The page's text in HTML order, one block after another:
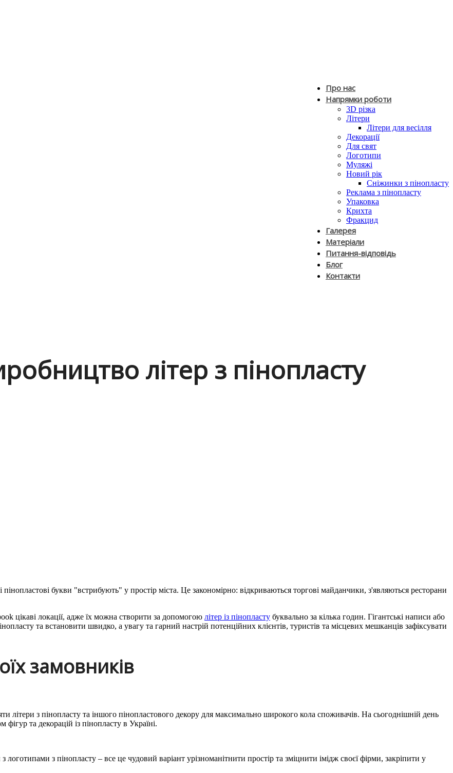
Про нас
Напрямки роботи
3D різка
Літери
Літери для весілля
Декорації
Для свят
Логотипи
Муляжі
Новий рік
Сніжинки з пінопласту
Реклама з пінопласту
Упаковка
Крихта
Фракцид
Галерея
Матеріали
Питання-відповідь
Блог
Контакти
літер з пінопласту
пінопластові букви "встрибують" у простір міста. Це закономірно: відкриваються торгові майданчики, з'являються ресторани
цікаві локації, адже їх можна створити за допомогою літер із пінопласту буквально за кілька годин. Гігантські написи або
та встановити швидко, а увагу та гарний настрій потенційних клієнтів, туристів та місцевих мешканців зафіксувати
замовників
з пінопласту та іншого пінопластового декору для максимально широкого кола споживачів. На сьогоднішній день
та декорацій із пінопласту в Україні.
з пінопласту – все це чудовий варіант урізноманітнити простір та зміцнити імідж своєї фірми, закріпити у